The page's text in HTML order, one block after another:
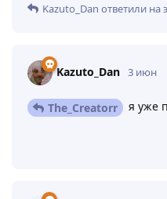
Kazuto_Dan ответили на
Kazuto_Dan 3 июн
The_Creatorr я уже